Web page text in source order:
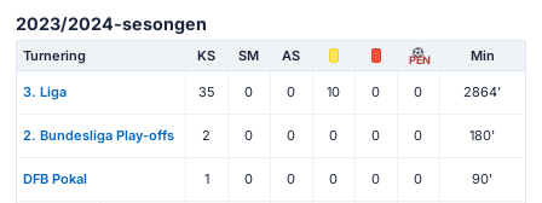
2023/2024-sesongen
Turnering KS SM AS PEN Min
3. Liga 35 0 0 10 0 0 2864'
2. Bundesliga Play-offs 2 0 0 0 0 0 180'
DFB Pokal 1 0 0 0 0 0 90'